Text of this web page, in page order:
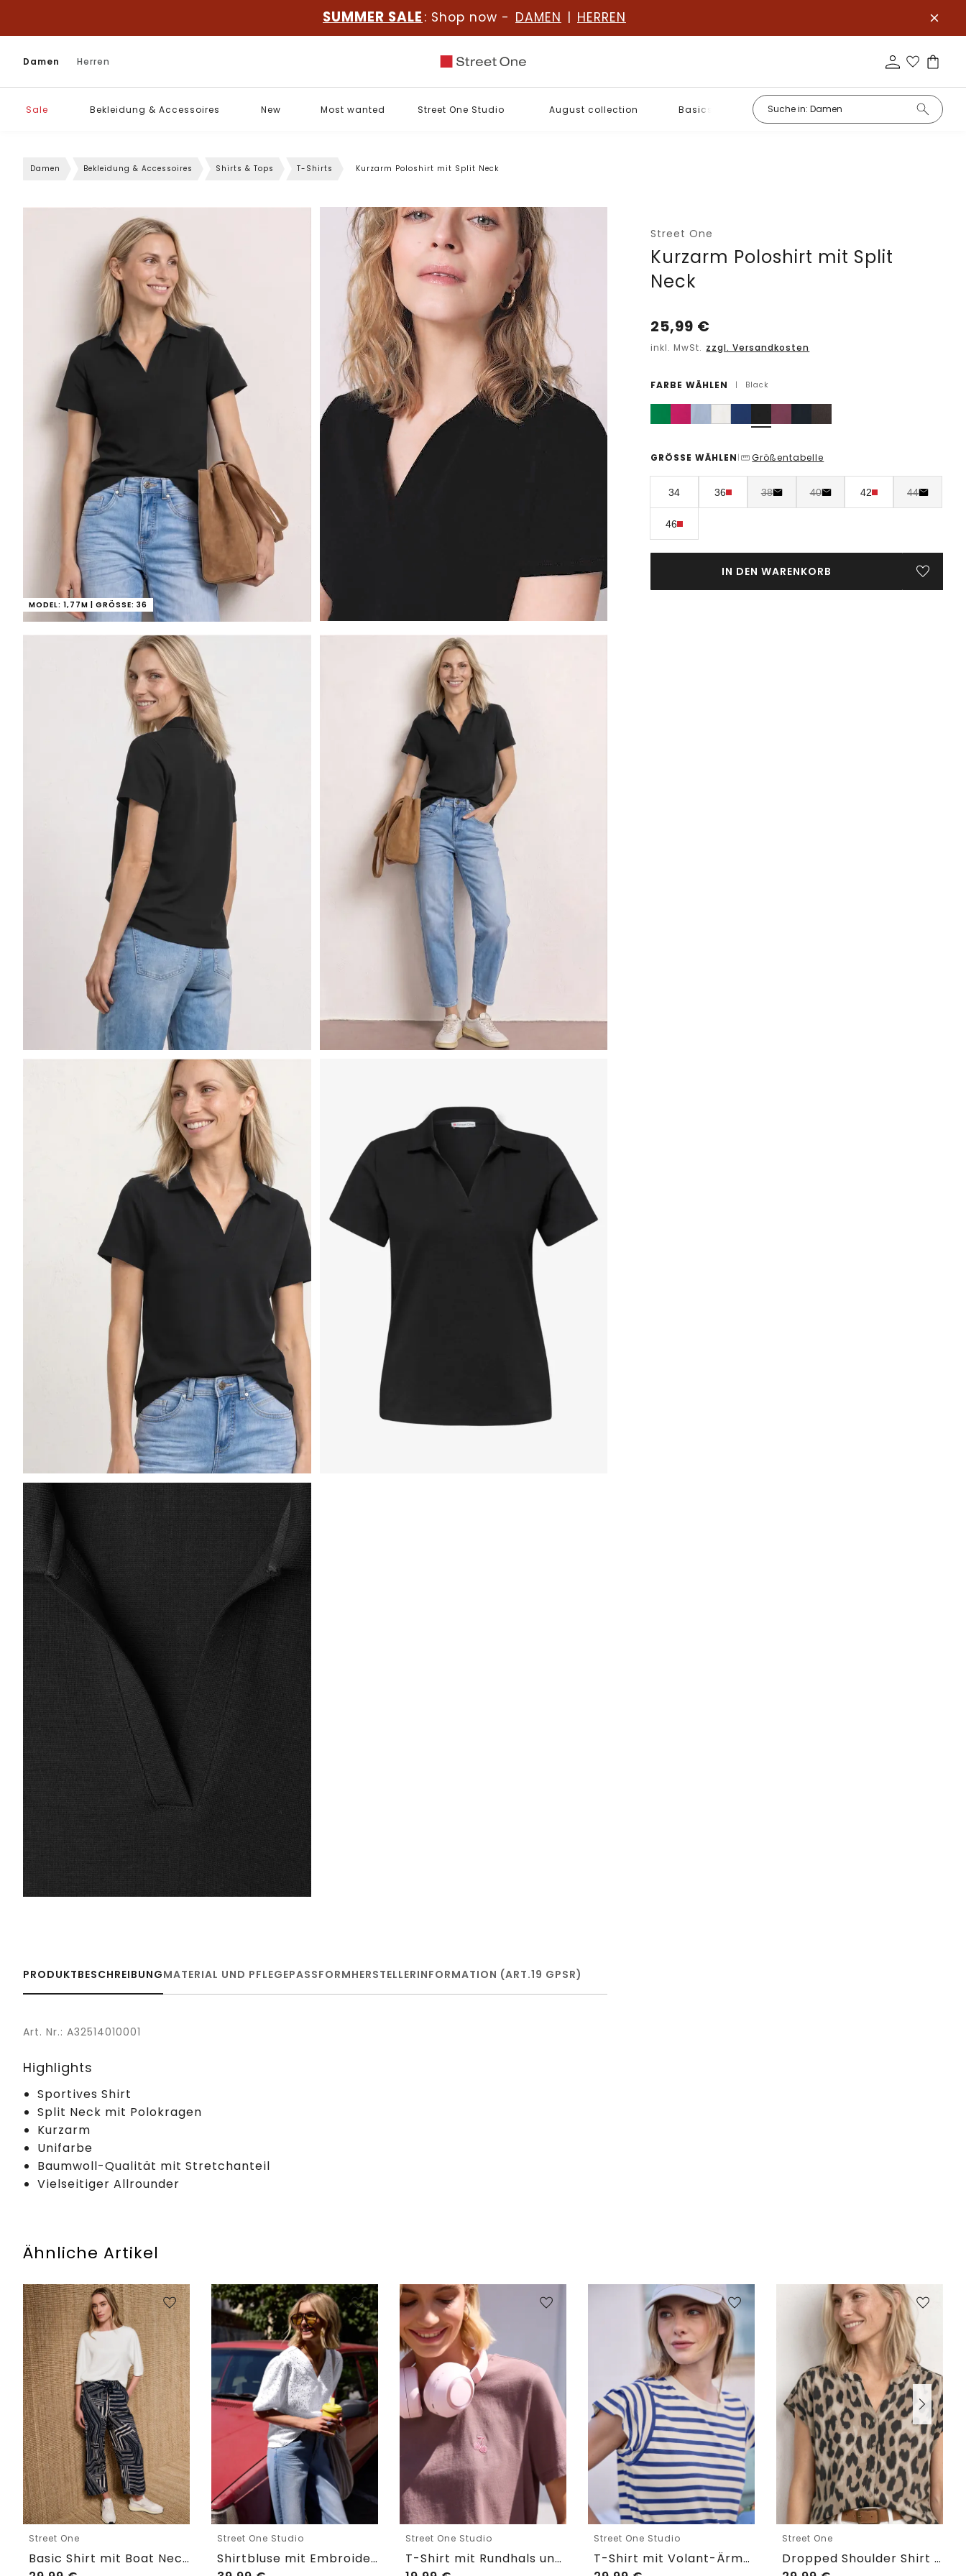
SUMMER SALE : Shop now - DAMEN | HERREN
Damen Herren
Sale Bekleidung & Accessoires New Most wanted Street One Studio August collection Basics
Damen Bekleidung & Accessoires Shirts & Tops T-Shirts Kurzarm Poloshirt mit Split Neck
MODEL: 1,77M | GRÖSSE: 36
Street One
Kurzarm Poloshirt mit Split
Neck
25,99 €
inkl. MwSt. zzgl. Versandkosten
FARBE WÄHLEN | Black
GRÖSSE WÄHLEN | Größentabelle
34 36 38 40 42 44
46
IN DEN WARENKORB
PRODUKTBESCHREIBUNGMATERIAL UND PFLEGEPASSFORMHERSTELLERINFORMATION (ART.19 GPSR)
Art. Nr.: A32514010001
Highlights
Sportives Shirt
Split Neck mit Polokragen
Kurzarm
Unifarbe
Baumwoll-Qualität mit Stretchanteil
Vielseitiger Allrounder
Ähnliche Artikel
Street One
Basic Shirt mit Boat Neck und Elastikbund
Street One Studio
Shirtbluse mit Embroidery-Front
Street One Studio
T-Shirt mit Rundhals und Embroidery-Detail
Street One Studio
T-Shirt mit Volant-Ärmeln und Print
Street One
Dropped Shoulder Shirt im Blusen-Look